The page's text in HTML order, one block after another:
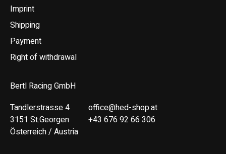
Imprint
Shipping
Payment
Right of withdrawal
Bertl Racing GmbH
Tandlerstrasse 4
3151 St.Georgen
Österreich / Austria
office@hed-shop.at
+43 676 92 66 306